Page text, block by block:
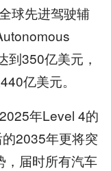
球先进驾驶辅
到350亿美元，
亿美元。
年Level 4的
2035年更将突
，届时所有汽车